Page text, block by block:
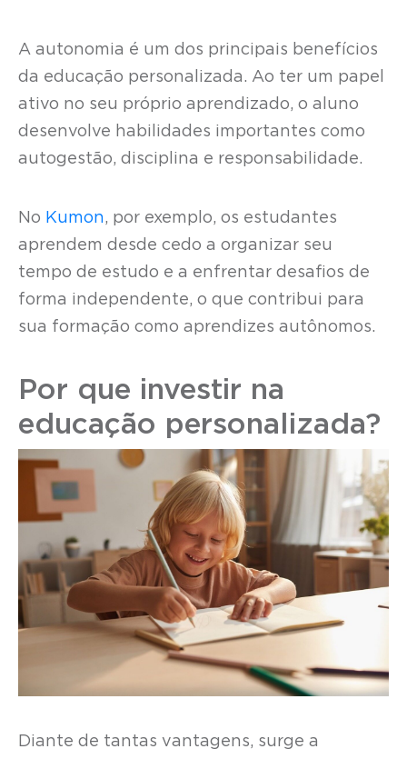
A autonomia é um dos principais benefícios
da educação personalizada. Ao ter um papel
ativo no seu próprio aprendizado, o aluno
desenvolve habilidades importantes como
autogestão, disciplina e responsabilidade.
No Kumon, por exemplo, os estudantes
aprendem desde cedo a organizar seu
tempo de estudo e a enfrentar desafios de
forma independente, o que contribui para
sua formação como aprendizes autônomos.
Por que investir na
educação personalizada?
Diante de tantas vantagens, surge a